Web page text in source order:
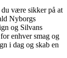
være sikker på at
Nyborgs
og Silvans
enhver smag og
i dag og skab en